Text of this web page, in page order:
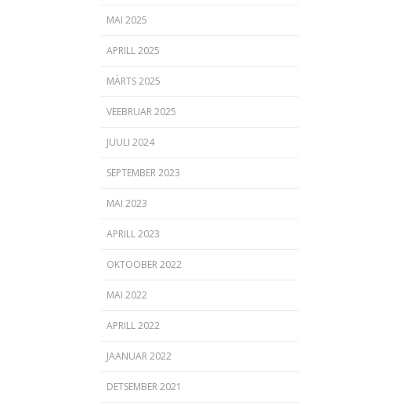
MAI 2025
APRILL 2025
MÄRTS 2025
VEEBRUAR 2025
JUULI 2024
SEPTEMBER 2023
MAI 2023
APRILL 2023
OKTOOBER 2022
MAI 2022
APRILL 2022
JAANUAR 2022
DETSEMBER 2021